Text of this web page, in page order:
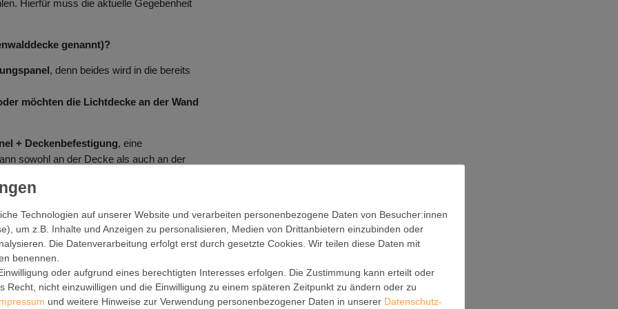
Hierfür muss die aktuelle Gegebenheit
genannt)?
, denn beides wird in die bereits
möchten die Lichtdecke an der Wand
+ Deckenbefestigung, eine
sowohl an der Decke als auch an der
oder alternative Beleuchtungslösungen.
nur das Motiv wechseln?
einfach.
dank einer verständlichen Anleitung,
empfehlen wir die Hinzuziehung eines
Technologien auf unserer Website und verarbeiten personenbezogene Daten von Besucher:innen
um z.B. Inhalte und Anzeigen zu personalisieren, Medien von Drittanbietern einzubinden oder
Die Datenverarbeitung erfolgt erst durch gesetzte Cookies. Wir teilen diese Daten mit
benennen.
oder aufgrund eines berechtigten Interesses erfolgen. Die Zustimmung kann erteilt oder
Recht, nicht einzuwilligen und die Einwilligung zu einem späteren Zeitpunkt zu ändern oder zu
und weitere Hinweise zur Verwendung personenbezogener Daten in unserer Daten­schutz­